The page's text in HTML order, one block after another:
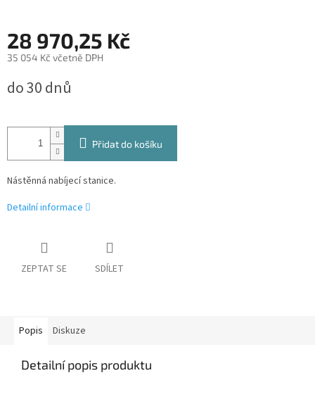
28 970,25 Kč
35 054 Kč včetně DPH
cena:
do 30 dnů
Přidat do košíku
Nástěnná nabíjecí stanice.
Detailní informace
ZEPTAT SE SDÍLET
Popis Diskuze
Detailní popis produktu